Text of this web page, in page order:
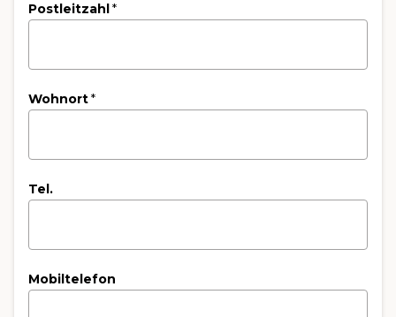
Postleitzahl *
Wohnort*
Tel.
Mobiltelefon